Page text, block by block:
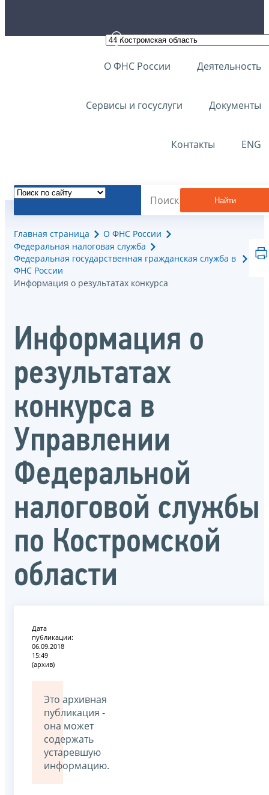
О ФНС России Деятельность
Сервисы и госуслуги Документы
Контакты ENG
Найти
Главная страница
О ФНС России
Федеральная налоговая служба
Федеральная государственная гражданская служба в
ФНС России
Информация о результатах конкурса
Информация о
результатах
конкурса в
Управлении
Федеральной
налоговой службы
по Костромской
области
Дата
публикации:
06.09.2018
15:49
(архив)
Это архивная
публикация -
она может
содержать
устаревшую
информацию.